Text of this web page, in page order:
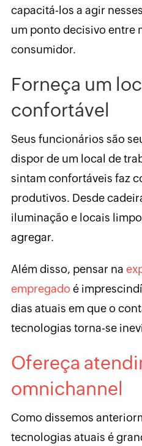
capacitá-los a agir
um ponto decisivo entre
consumidor.
Forneça um
confortável
Seus funcionários são
dispor de um local de
sintam confortáveis faz
produtivos. Desde
iluminação e locais
agregar.
Além disso, pensar na
empregado é
dias atuais em que o
tecnologias torna-se
Ofereça
omnichannel
Como dissemos
tecnologias atuais é